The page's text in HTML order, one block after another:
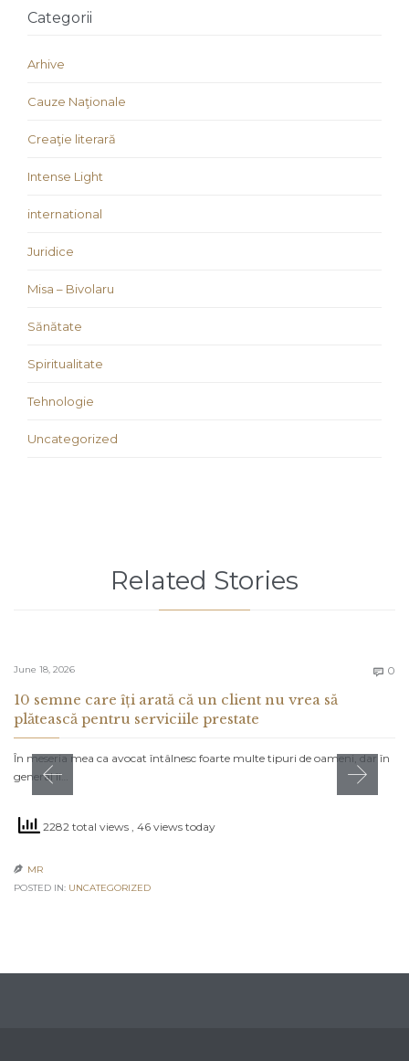
Categorii
Arhive
Cauze Naţionale
Creaţie literară
Intense Light
international
Juridice
Misa – Bivolaru
Sănătate
Spiritualitate
Tehnologie
Uncategorized
Related Stories
June 18, 2026  0
10 semne care îți arată că un client nu vrea să
plătească pentru serviciile prestate
În meseria mea ca avocat întâlnesc foarte multe tipuri de oameni, dar în
general îi…
2282 total views , 46 views today
 MR
POSTED IN: UNCATEGORIZED